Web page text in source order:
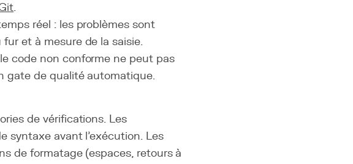
.
réel : les problèmes sont
et à mesure de la saisie.
code non conforme ne peut pas
gate de qualité automatique.
de vérifications. Les
syntaxe avant l'exécution. Les
de formatage (espaces, retours à